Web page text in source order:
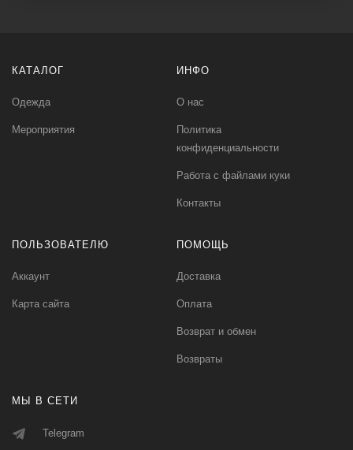
КАТАЛОГ
Одежда
Мероприятия
ИНФО
О нас
Политика
конфиденциальности
Работа с файлами куки
Контакты
ПОЛЬЗОВАТЕЛЮ
Аккаунт
Карта сайта
ПОМОЩЬ
Доставка
Оплата
Возврат и обмен
Возвраты
МЫ В СЕТИ
Telegram